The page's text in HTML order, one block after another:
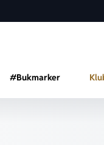
#Bukmarker